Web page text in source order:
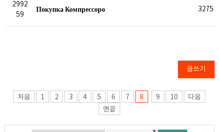
2992
59
Покупка Компрессоро 3275
글쓰기
처음 1 2 3 4 5 6 7 8 9 10
다음
맨끝